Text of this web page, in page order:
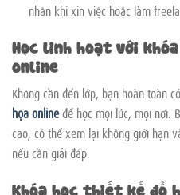
nhân khi xin việc hoặc làm
Học linh hoạt với
online
Không cần đến lớp, bạn hoàn toàn
họa onlineđể học mọi lúc, mọi nơi.
cao, có thể xem lại không giới hạn
nếu cần giải đáp.
Khóa học thiết kế đồ